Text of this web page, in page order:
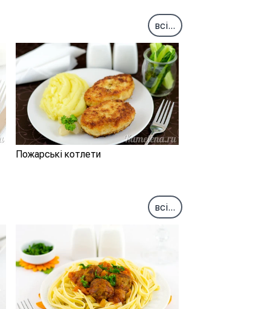
всі...
Пожарські котлети
всі...